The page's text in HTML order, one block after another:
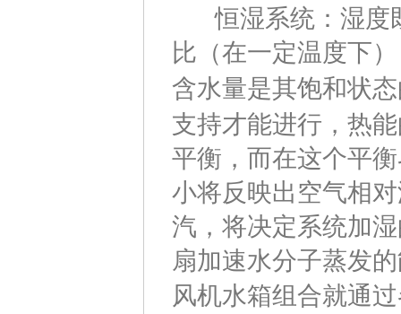
恒湿系统：湿度
比（在一定温度下
含水量是其饱和状
支持才能进行，热
平衡，而在这个平
小将反映出空气相
汽，将决定系统加
扇加速水分子蒸发
风机水箱组合就通